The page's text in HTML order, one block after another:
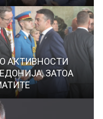
АКТИВНОСТИ
ЗАТОА